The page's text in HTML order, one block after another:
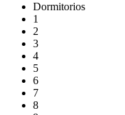
Dormitorios
1
2
3
4
5
6
7
8